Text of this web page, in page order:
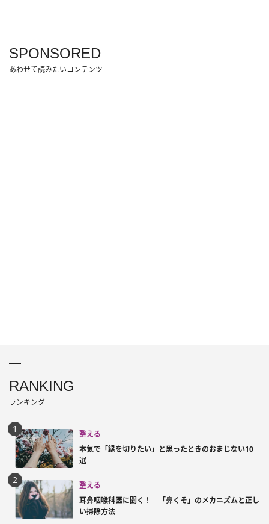
SPONSORED
あわせて読みたいコンテンツ
RANKING
ランキング
整える
本気で「縁を切りたい」と思ったときのおまじない10
選
整える
耳鼻咽喉科医に聞く！ 「鼻くそ」のメカニズムと正し
い掃除方法